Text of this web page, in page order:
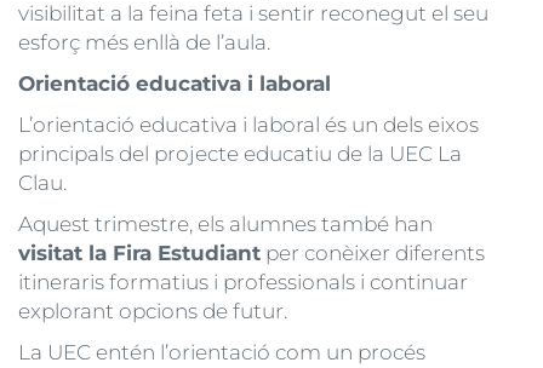
visibilitat a la feina feta i sentir reconegut el seu
esforç més enllà de l’aula.
Orientació educativa i laboral
L’orientació educativa i laboral és un dels eixos
principals del projecte educatiu de la UEC La
Clau.
Aquest trimestre, els alumnes també han
visitat la Fira Estudiant per conèixer diferents
itineraris formatius i professionals i continuar
explorant opcions de futur.
La UEC entén l’orientació com un procés